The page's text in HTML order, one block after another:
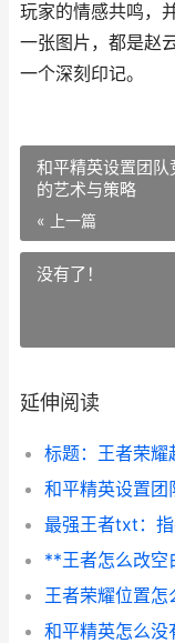
玩家的情感共鸣，
一张图片，都是赵
一个深刻印记。
和平精英设置团
的艺术与策略
« 上一篇
没有了！
延伸阅读
**王者怎么改空
王者荣耀位置